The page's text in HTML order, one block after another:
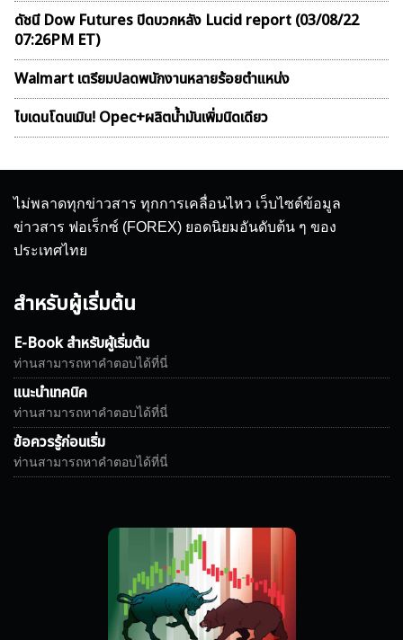
ดัชนี Dow Futures ปิดบวกหลัง Lucid report (03/08/22
07:26PM ET)
Walmart เตรียมปลดพนักงานหลายร้อยตำแหน่ง
ไบเดนโดนเมิน! Opec+ผลิตน้ำมันเพิ่มนิดเดียว
ไม่พลาดทุกข่าวสาร ทุกการเคลื่อนไหว เว็บไซต์ข้อมูล
ข่าวสาร ฟอเร็กซ์ (FOREX) ยอดนิยมอันดับต้น ๆ ของ
ประเทศไทย
สำหรับผู้เริ่มต้น
E-Book สำหรับผู้เริ่มต้น
ท่านสามารถหาคำตอบได้ที่นี่
แนะนำเทคนิค
ท่านสามารถหาคำตอบได้ที่นี่
ข้อควรรู้ก่อนเริ่ม
ท่านสามารถหาคำตอบได้ที่นี่